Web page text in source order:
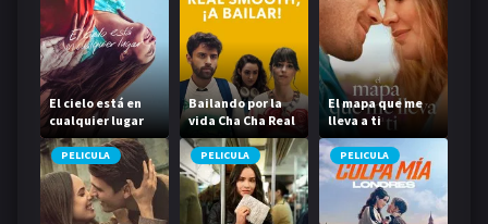
El cielo está en
cualquier lugar
Bailando por la
vida Cha Cha Real
Smooth
El mapa que me
lleva a ti
PELICULA PELICULA PELICULA